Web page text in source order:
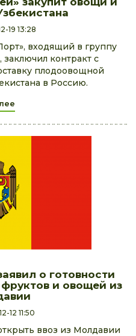
19 13:28
входящий в группу
контракт с
плодоовощной
в Россию.
о готовности
и овощей из
12 11:50
ввоз из Молдавии